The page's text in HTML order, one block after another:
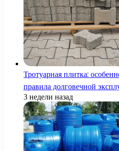
Тротуарная плитка:
правила долговечной
3 недели назад